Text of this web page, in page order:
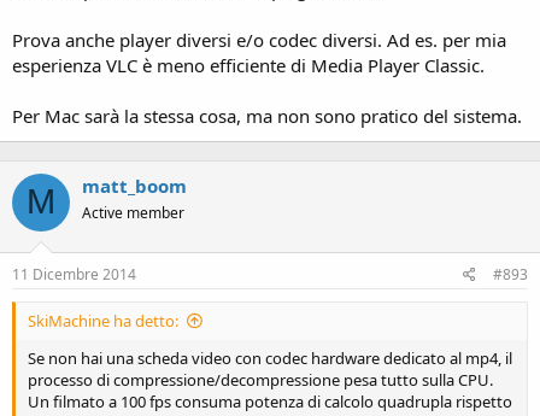
Prova anche player diversi e/o codec diversi. Ad es. per mia
esperienza VLC è meno efficiente di Media Player Classic.
Per Mac sarà la stessa cosa, ma non sono pratico del sistema.
M matt_boom
Active member
11 Dicembre 2014 #893
SkiMachine ha detto:
Se non hai una scheda video con codec hardware dedicato al mp4, il
processo di compressione/decompressione pesa tutto sulla CPU.
Un filmato a 100 fps consuma potenza di calcolo quadrupla rispetto